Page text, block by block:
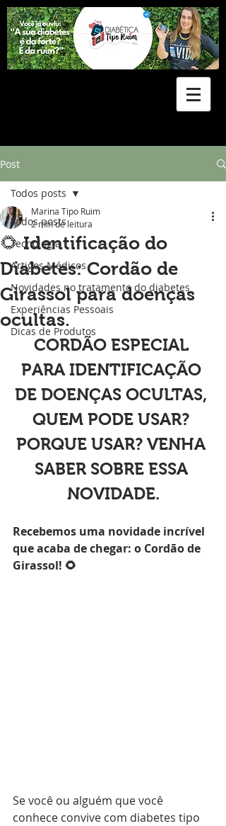
Post
Todos posts
Tecnologia
Artigos Médicos
Novidades no tratamento do diabetes
Experiências Pessoais
Dicas de Produtos
Todos posts
🌻 Identificação do
Diabetes: Cordão de
Girassol para doenças
ocultas.
Marina Tipo Ruim
2 min de leitura
CORDÃO ESPECIAL
PARA IDENTIFICAÇÃO
DE DOENÇAS OCULTAS,
QUEM PODE USAR?
PORQUE USAR? VENHA
SABER SOBRE ESSA
NOVIDADE.
Recebemos uma novidade incrível
que acaba de chegar: o Cordão de
Girassol! 🌻
Se você ou alguém que você
conhece convive com diabetes tipo